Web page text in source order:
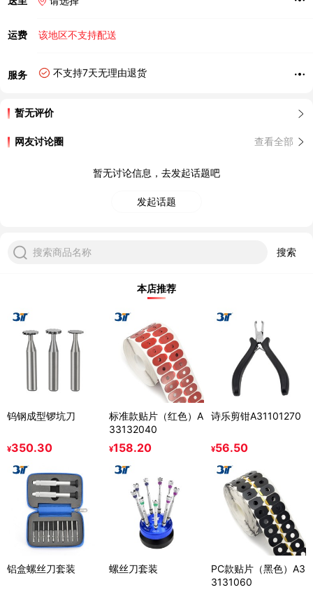
运费 该地区不支持配送
服务 不支持7天无理由退货
暂无评价
网友讨论圈 查看全部
暂无讨论信息，去发起话题吧
发起话题
搜索商品名称 搜索
本店推荐
钨钢成型锣坑刀
¥350.30
标准款贴片（红色）A
33132040
¥158.20
诗乐剪钳A31101270
¥56.50
铝盒螺丝刀套装 螺丝刀套装
PC款贴片（黑色）A3
3131060